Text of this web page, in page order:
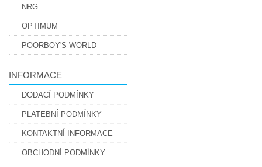
NRG
OPTIMUM
POORBOY'S WORLD
INFORMACE
DODACÍ PODMÍNKY
PLATEBNÍ PODMÍNKY
KONTAKTNÍ INFORMACE
OBCHODNÍ PODMÍNKY